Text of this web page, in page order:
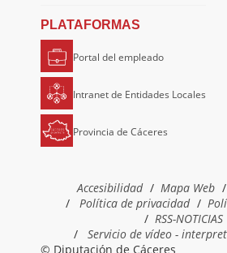
PLATAFORMAS
Portal del empleado
Intranet de Entidades Locales
Provincia de Cáceres
Accesibilidad Mapa Web
Política de privacidad
RSS-NOTICIAS
Servicio de vídeo -
© Diputación de Cáceres